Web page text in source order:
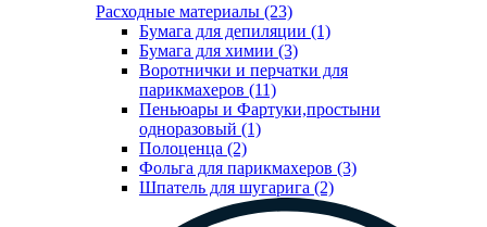
Расходные материалы (23)
Бумага для депиляции (1)
Бумага для химии (3)
Воротнички и перчатки для
парикмахеров (11)
Пеньюары и Фартуки,простыни
одноразовый (1)
Полоценца (2)
Фольга для парикмахеров (3)
Шпатель для шугарига (2)